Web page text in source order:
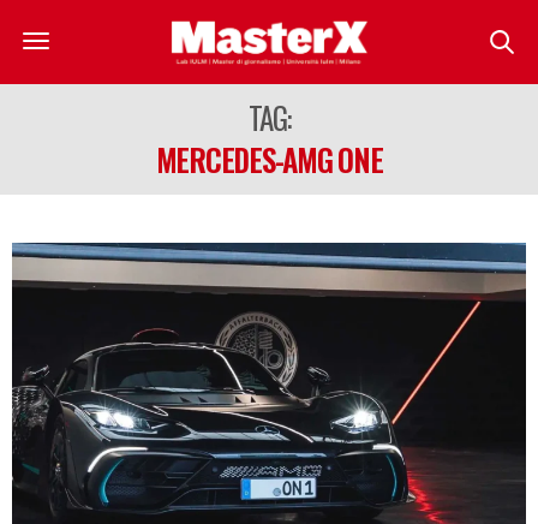
TAG:
MERCEDES-AMG ONE